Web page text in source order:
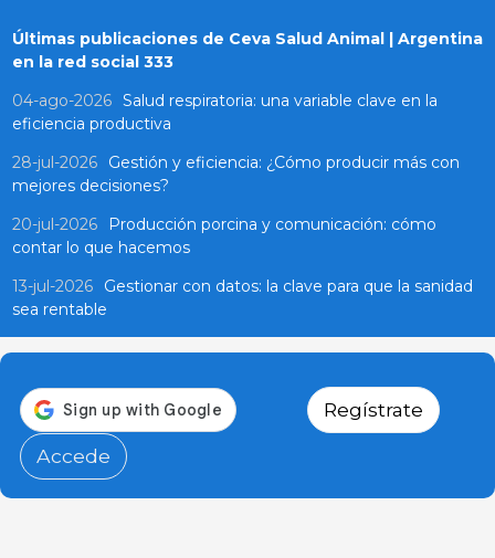
Últimas publicaciones de Ceva Salud Animal | Argentina
en la red social 333
04-ago-2026 Salud respiratoria: una variable clave en la
eficiencia productiva
28-jul-2026
Gestión y eficiencia: ¿Cómo producir más con
mejores decisiones?
20-jul-2026
Producción porcina y comunicación: cómo
contar lo que hacemos
13-jul-2026
Gestionar con datos: la clave para que la sanidad
sea rentable
Regístrate
Accede